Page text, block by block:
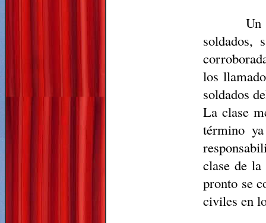
Un
soldados,
los
soldados
La clase
término
clase de
pronto se
civiles en